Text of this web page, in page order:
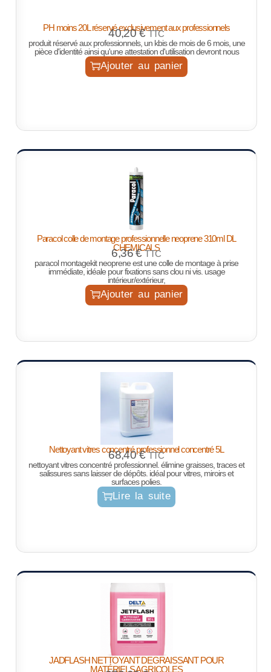
PH moins 20L réservé exclusivement aux professionnels
40,20€ TTC
produit réservé aux professionnels, un kbis de mois de 6 mois, une
pièce d'identité ainsi qu'une attestation d'utilisation devront nous
Ajouter au panier
Paracol colle de montage professionnelle neoprene 310ml DL
CHEMICALS
6,36€ TTC
paracol montagekit neoprene est une colle de montage à prise
immédiate, idéale pour fixations sans clou ni vis. usage
intérieur/extérieur,
Ajouter au panier
Nettoyant vitres concentré professionnel concentré 5L
68,40€ TTC
nettoyant vitres concentré professionnel. élimine graisses, traces et
salissures sans laisser de dépôts. idéal pour vitres, miroirs et
surfaces polies.
Lire la suite
JADFLASH NETTOYANT DEGRAISSANT POUR
MATÉRIELS AGRICOLES